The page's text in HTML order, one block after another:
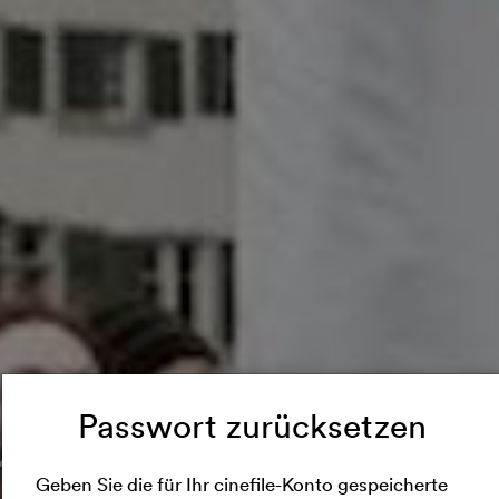
streamt
Passwort zurücksetzen
Geben Sie die für Ihr cinefile-Konto gespeicherte